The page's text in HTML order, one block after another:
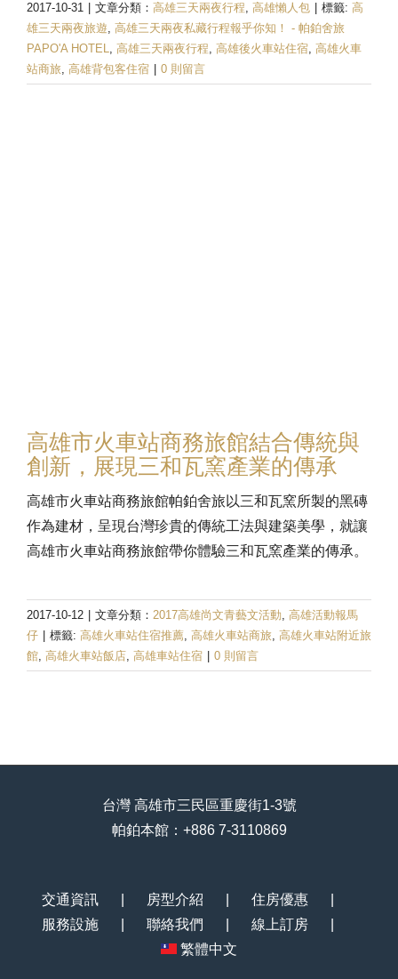
2017-10-31 文章分類： 高雄三天兩夜行程, 高雄懶人包 標籤: 高
雄三天兩夜旅遊, 高雄三天兩夜私藏行程報乎你知！ - 帕鉑舍旅
PAPO'A HOTEL, 高雄三天兩夜行程, 高雄後火車站住宿, 高雄火車
站商旅, 高雄背包客住宿 0 則留言
高雄市火車站商務旅館結合傳統與
創新，展現三和瓦窯產業的傳承
高雄市火車站商務旅館帕鉑舍旅以三和瓦窯所製的黑磚
作為建材，呈現台灣珍貴的傳統工法與建築美學，就讓
高雄市火車站商務旅館帶你體驗三和瓦窯產業的傳承。
2017-10-12 文章分類： 2017高雄尚文青藝文活動, 高雄活動報馬
仔
標籤: 高雄火車站住宿推薦, 高雄火車站商旅, 高雄火車站附近旅
館, 高雄火車站飯店, 高雄車站住宿 0 則留言
台灣 高雄市三民區重慶街1-3號
帕鉑本館：+886 7-3110869
交通資訊 房型介紹
住房優惠
服務設施
聯絡我們
線上訂房
繁體中文